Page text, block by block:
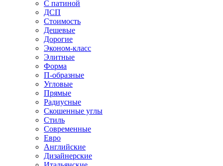
С патиной
ДСП
Стоимость
Дешевые
Дорогие
Эконом-класс
Элитные
Форма
П-образные
Угловые
Прямые
Радиусные
Скошенные углы
Стиль
Современные
Евро
Английские
Дизайнерские